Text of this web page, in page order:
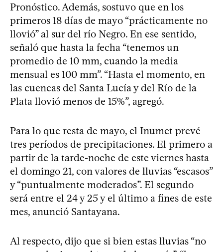
Pronóstico. Además, sostuvo que en los
primeros 18 días de mayo “prácticamente no
llovió” al sur del río Negro. En ese sentido,
señaló que hasta la fecha “tenemos un
promedio de 10 mm, cuando la media
mensual es 100 mm”. “Hasta el momento, en
las cuencas del Santa Lucía y del Río de la
Plata llovió menos de 15%”, agregó.
Para lo que resta de mayo, el Inumet prevé
tres períodos de precipitaciones. El primero a
partir de la tarde-noche de este viernes hasta
el domingo 21, con valores de lluvias “escasos”
y “puntualmente moderados”. El segundo
será entre el 24 y 25 y el último a fines de este
mes, anunció Santayana.
Al respecto, dijo que si bien estas lluvias “no